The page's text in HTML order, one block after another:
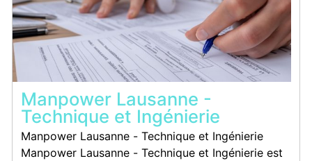
Manpower Lausanne -
Technique et Ingénierie
Manpower Lausanne - Technique et Ingénierie
Manpower Lausanne - Technique et Ingénierie est